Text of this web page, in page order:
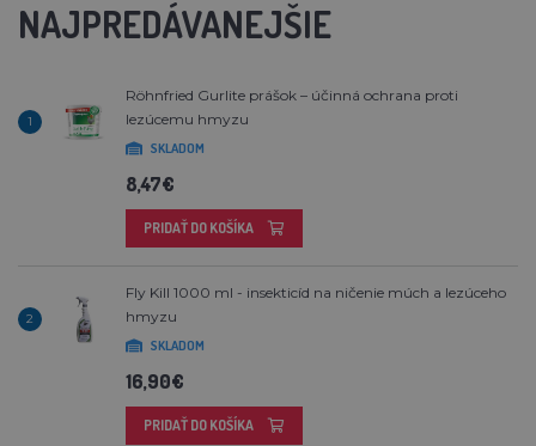
NAJPREDÁVANEJŠIE
1
Röhnfried Gurlite prášok – účinná ochrana proti
lezúcemu hmyzu
SKLADOM
8,47€
PRIDAŤ DO KOŠÍKA
2
Fly Kill 1000 ml - insekticíd na ničenie múch a lezúceho
hmyzu
SKLADOM
16,90€
PRIDAŤ DO KOŠÍKA